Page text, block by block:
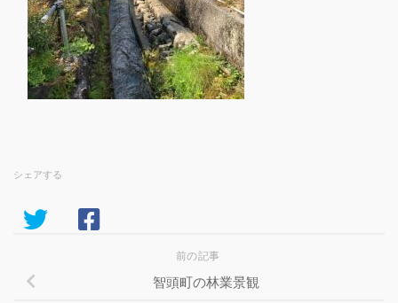
シェアする
前の記事
智頭町の林業景観